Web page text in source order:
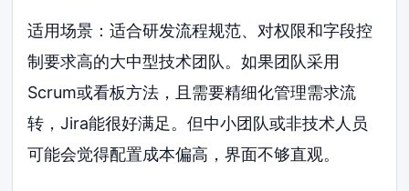
适用场景：适合研发流程规范、对权限和字段控
制要求高的大中型技术团队。如果团队采用
Scrum或看板方法，且需要精细化管理需求流
转，Jira能很好满足。但中小团队或非技术人员
可能会觉得配置成本偏高，界面不够直观。